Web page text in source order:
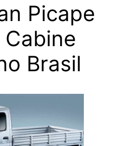
Picape
Brasil